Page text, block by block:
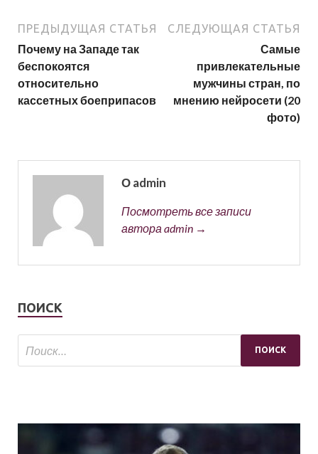
ПРЕДЫДУЩАЯ СТАТЬЯ
Почему на Западе так
беспокоятся
относительно
кассетных боеприпасов
СЛЕДУЮЩАЯ СТАТЬЯ
Самые
привлекательные
мужчины стран, по
мнению нейросети (20
фото)
О admin
Посмотреть все записи
автора admin →
ПОИСК